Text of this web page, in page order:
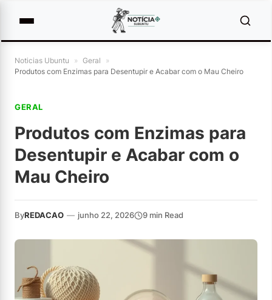
Noticias Ubuntu » Geral
»
Produtos com Enzimas para Desentupir e Acabar com o Mau Cheiro
GERAL
Produtos com Enzimas para
Desentupir e Acabar com o
Mau Cheiro
ByREDACAO — junho 22, 2026 9 min Read